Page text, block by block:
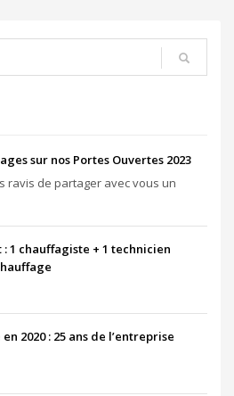
sur nos Portes Ouvertes 2023
ravis de partager avec vous un
1 chauffagiste + 1 technicien
2020 : 25 ans de l’entreprise